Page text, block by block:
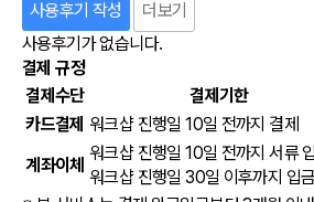
사용후기 작성
더보기
사용후기가 없습니다.
결제 규정
결제수단
결제기한
카드결제 워크샵 진행일 10일 전까지 결제
계좌이체
워크샵 진행일 10일 전까지 서류
워크샵 진행일 30일 이후까지 입